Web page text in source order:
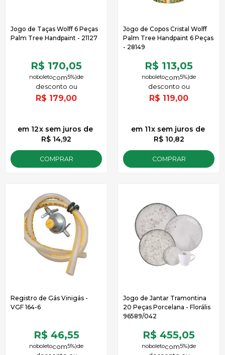
Jogo de Taças Wolff 6 Peças
Palm Tree Handpaint - 21127
R$ 170,05
de
5%)
noboleto
R$ 179,00
12x
de
R$ 14,92
sem juros
COMPRAR
Jogo de Copos Cristal Wolff
Palm Tree Handpaint 6 Peças
- 28149
R$ 113,05
de
5%)
noboleto
R$ 119,00
11x
de
R$ 10,82
sem juros
COMPRAR
Registro de Gás Vinigás -
VGF 164-6
R$ 46,55
de
5%)
noboleto
Jogo de Jantar Tramontina
20 Peças Porcelana - Florális
96589/042
R$ 455,05
de
5%)
noboleto